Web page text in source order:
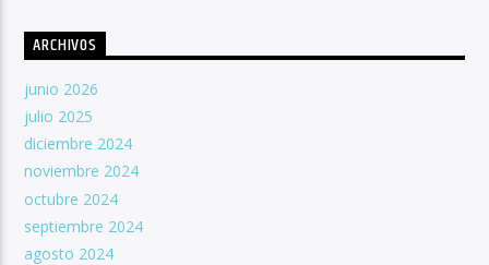
ARCHIVOS
junio 2026
julio 2025
diciembre 2024
noviembre 2024
octubre 2024
septiembre 2024
agosto 2024